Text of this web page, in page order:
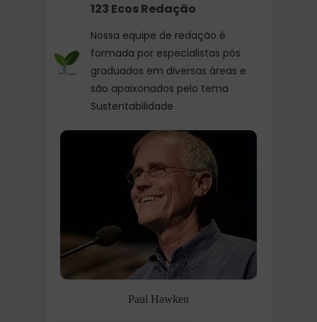
123 Ecos Redação
Nossa equipe de redação é
formada por especialistas pós
graduados em diversas áreas e
são apaixonados pelo tema
Sustentabilidade
Paul Hawken